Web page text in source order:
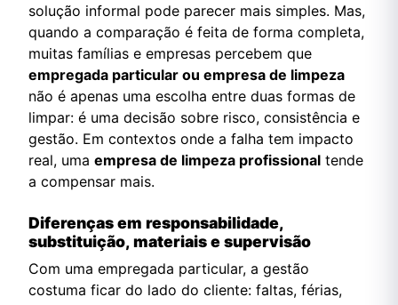
solução informal pode parecer mais simples. Mas,
quando a comparação é feita de forma completa,
muitas famílias e empresas percebem que
empregada particular ou empresa de limpeza
não é apenas uma escolha entre duas formas de
limpar: é uma decisão sobre risco, consistência e
gestão. Em contextos onde a falha tem impacto
real, uma empresa de limpeza profissional tende
a compensar mais.
Diferenças em responsabilidade,
substituição, materiais e supervisão
Com uma empregada particular, a gestão
costuma ficar do lado do cliente: faltas, férias,